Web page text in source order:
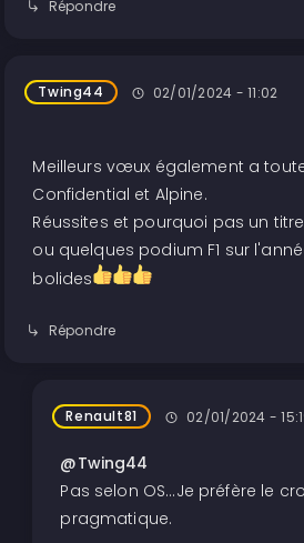
Répondre
Twing44 02/01/2024 - 11:02
Meilleurs vœux également a
Confidential et Alpine.
Réussites et pourquoi pas un
ou quelques podium F1 sur
bolides
Répondre
Renault81 02/01/2024 -
@Twing44
Pas selon OS...Je préfère le
pragmatique.